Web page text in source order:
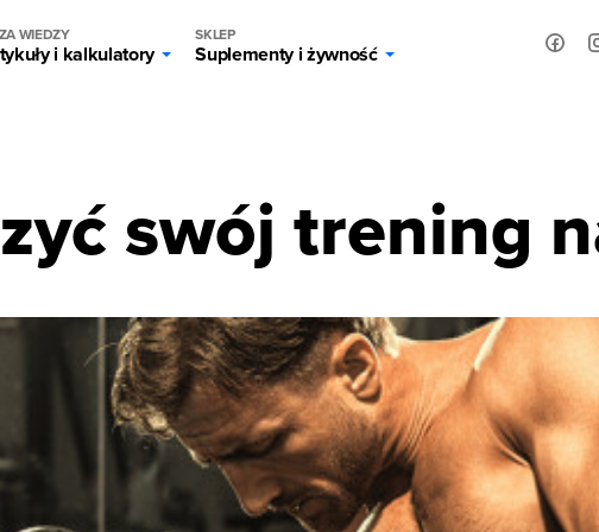
WIEDZY
i kalkulatory
SKLEP
Suplementy i żywność
swój trening